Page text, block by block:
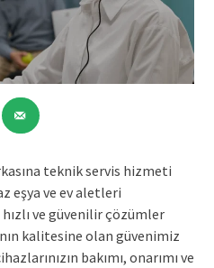
teknik servis hizmeti
eşya ve ev aletleri
ve güvenilir çözümler
kalitesine olan güvenimiz
bakımı, onarımı ve